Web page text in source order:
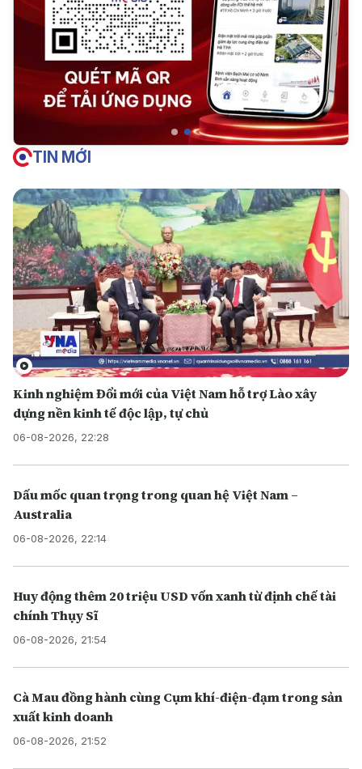
TIN MỚI
Kinh nghiệm Đổi mới của Việt Nam hỗ trợ Lào xây
dựng nền kinh tế độc lập, tự chủ
06-08-2026, 22:28
Dấu mốc quan trọng trong quan hệ Việt Nam –
Australia
06-08-2026, 22:14
Huy động thêm 20 triệu USD vốn xanh từ định chế tài
chính Thụy Sĩ
06-08-2026, 21:54
Cà Mau đồng hành cùng Cụm khí-điện-đạm trong sản
xuất kinh doanh
06-08-2026, 21:52